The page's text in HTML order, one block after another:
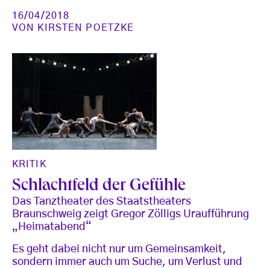
16/04/2018
VON
KIRSTEN POETZKE
KRITIK
Schlachtfeld der Gefühle
Das Tanztheater des Staatstheaters
Braunschweig zeigt Gregor Zölligs Uraufführung
„Heimatabend“
Es geht dabei nicht nur um Gemeinsamkeit,
sondern immer auch um Suche, um Verlust und